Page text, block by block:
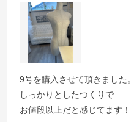
9号を購入させて頂きました。
しっかりとしたつくりで
お値段以上だと感じてます！